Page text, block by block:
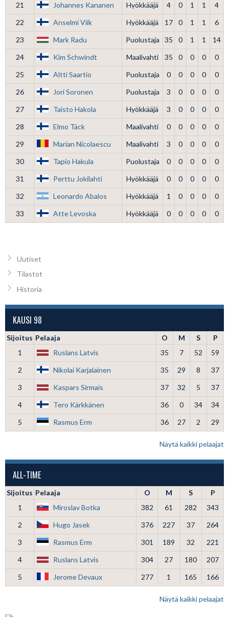
21
Johannes Kananen Hyökkääjä 4 0 1 1
4
22
Anselmi Viik Hyökkääjä 17 0 1 1
6
23
Mark Radu Puolustaja 35 0 1 1
14
24
Kim Schwindt Maalivahti 35 0 0 0
0
25
Altti Saartio Puolustaja 0 0 0 0
0
26
Jori Soronen Puolustaja 3 0 0 0
0
27
Taisto Hakola Hyökkääjä 3 0 0 0
0
28
Elmo Täck Maalivahti 0 0 0 0
0
29
Marian Nicolaescu Maalivahti 3 0 0 0
0
30
Tapio Hakula Puolustaja 0 0 0 0
0
31
Perttu Jokilahti Hyökkääjä 0 0 0 0
0
32
Leonardo Abalos Hyökkääjä 1 0 0 0
0
33
Atte Levoska Hyökkääjä 0 0 0 0 0
Uutiset
Tilastot
Historia
KAUSI 98
Sijoitus Pelaaja O M S
P
1
Ruslans Latvis 35 7 52
59
2
Nikolai Karjalainen 35 29 8
37
3
Kaspars Sirmais 37 32 5
37
4
Tero Kärkkänen 36 0 34
34
5
Rasmus Erm 36 27 2 29
Näytä kaikki pelaajat
ALL-TIME
Sijoitus Pelaaja O M S
P
1
Miroslav Botka 382 61 282
343
2
Hugo Jasek 376 227 37
264
3
Rasmus Erm 301 189 32
221
4
Ruslans Latvis 304 27 180
207
5
Jerome Devaux 277 1 165 166
Näytä kaikki pelaajat